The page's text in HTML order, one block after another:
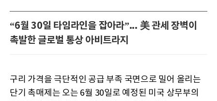
“6월 30일 타임라인을 잡아라”... 美 관세 장벽이
촉발한 글로벌 통상 아비트라지
구리 가격을 극단적인 공급 부족 국면으로 밀어 올리는
단기 촉매제는 오는 6월 30일로 예정된 미국 상무부의